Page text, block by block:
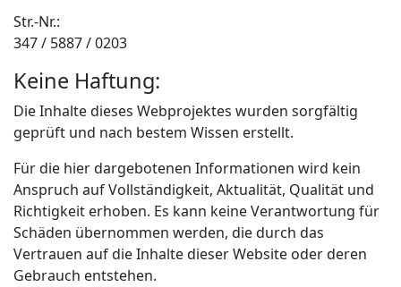
Str.-Nr.:
347 / 5887 / 0203
Keine Haftung:
Die Inhalte dieses Webprojektes wurden sorgfältig
geprüft und nach bestem Wissen erstellt.
Für die hier dargebotenen Informationen wird kein
Anspruch auf Vollständigkeit, Aktualität, Qualität und
Richtigkeit erhoben. Es kann keine Verantwortung für
Schäden übernommen werden, die durch das
Vertrauen auf die Inhalte dieser Website oder deren
Gebrauch entstehen.